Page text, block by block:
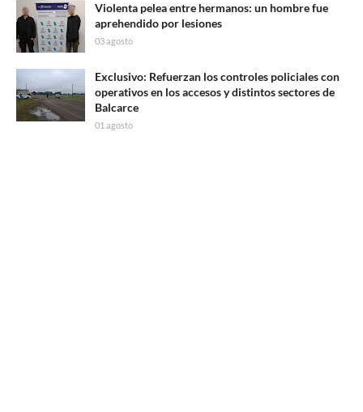
Violenta pelea entre hermanos: un hombre fue
aprehendido por lesiones
03 agosto
Exclusivo: Refuerzan los controles policiales con
operativos en los accesos y distintos sectores de
Balcarce
01 agosto